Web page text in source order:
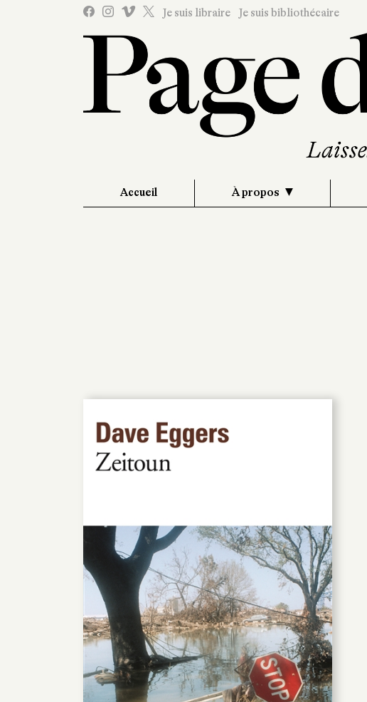
Je suis libraire Je suis bibliothécaire
Accueil À propos